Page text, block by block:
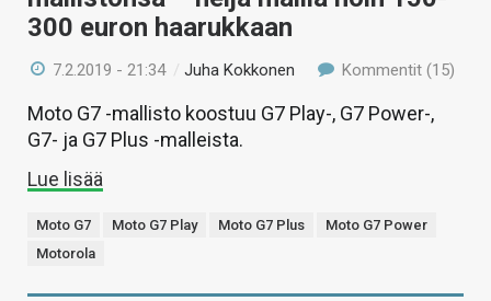
300 euron haarukkaan
7.2.2019 - 21:34 /Juha Kokkonen Kommentit (15)
Moto G7 -mallisto koostuu G7 Play-, G7 Power-,
G7- ja G7 Plus -malleista.
Lue lisää
Moto G7 Moto G7 Play Moto G7 Plus
Moto G7 Power
Motorola